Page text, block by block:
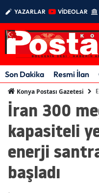
YAZARLAR VİDEOLAR
Son Dakika Resmi İlan
Konya Postası Gazetesi
İran 300
kapasiteli
enerji
başladı